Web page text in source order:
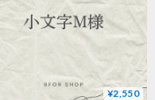
¥2,550